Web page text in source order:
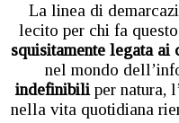
La linea di
lecito per chi fa
squisitamente legata ai
nel mondo
indefinibili per natura,
nella vita quotidiana